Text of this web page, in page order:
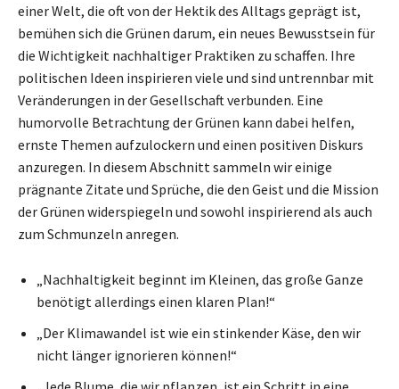
einer Welt, die oft von der Hektik des Alltags geprägt ist,
bemühen sich die Grünen darum, ein neues Bewusstsein für
die Wichtigkeit nachhaltiger Praktiken zu schaffen. Ihre
politischen Ideen inspirieren viele und sind untrennbar mit
Veränderungen in der Gesellschaft verbunden. Eine
humorvolle Betrachtung der Grünen kann dabei helfen,
ernste Themen aufzulockern und einen positiven Diskurs
anzuregen. In diesem Abschnitt sammeln wir einige
prägnante Zitate und Sprüche, die den Geist und die Mission
der Grünen widerspiegeln und sowohl inspirierend als auch
zum Schmunzeln anregen.
„Nachhaltigkeit beginnt im Kleinen, das große Ganze
benötigt allerdings einen klaren Plan!“
„Der Klimawandel ist wie ein stinkender Käse, den wir
nicht länger ignorieren können!“